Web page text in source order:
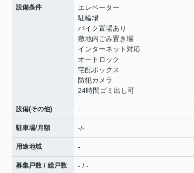
設備条件
エレベーター
駐輪場
バイク置場あり
敷地内ごみ置き場
インターネット対応
オートロック
宅配ボックス
防犯カメラ
24時間ゴミ出し可
設備(その他) -
駐車場/月額 -/-
用途地域 -
募集戸数 / 総戸数 - / -